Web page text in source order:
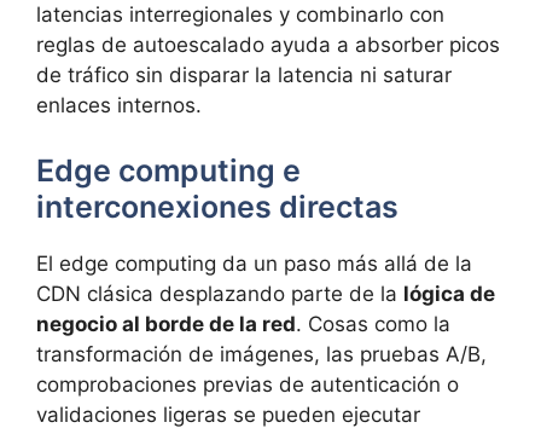
latencias interregionales y combinarlo con
reglas de autoescalado ayuda a absorber picos
de tráfico sin disparar la latencia ni saturar
enlaces internos.
Edge computing e
interconexiones directas
El edge computing da un paso más allá de la
CDN clásica desplazando parte de la lógica de
negocio al borde de la red. Cosas como la
transformación de imágenes, las pruebas A/B,
comprobaciones previas de autenticación o
validaciones ligeras se pueden ejecutar